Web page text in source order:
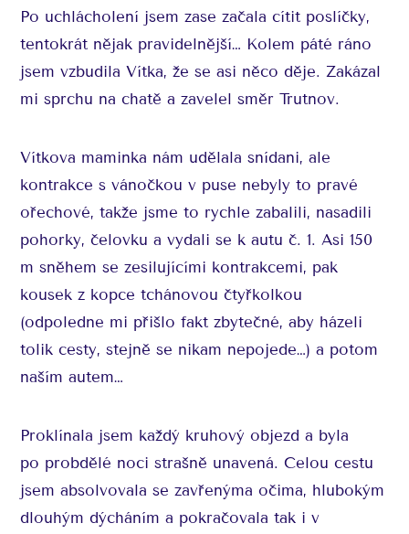
Po uchlácholení jsem zase začala cítit poslíčky,
tentokrát nějak pravidelnější… Kolem páté ráno
jsem vzbudila Vítka, že se asi něco děje. Zakázal
mi sprchu na chatě a zavelel směr Trutnov.
Vítkova maminka nám udělala snídani, ale
kontrakce s vánočkou v puse nebyly to pravé
ořechové, takže jsme to rychle zabalili, nasadili
pohorky, čelovku a vydali se k autu č. 1. Asi 150
m sněhem se zesilujícími kontrakcemi, pak
kousek z kopce tchánovou čtyřkolkou
(odpoledne mi přišlo fakt zbytečné, aby házeli
tolik cesty, stejně se nikam nepojede…) a potom
naším autem…
Proklínala jsem každý kruhový objezd a byla
po probdělé noci strašně unavená. Celou cestu
jsem absolvovala se zavřenýma očima, hlubokým
dlouhým dýcháním a pokračovala tak i v